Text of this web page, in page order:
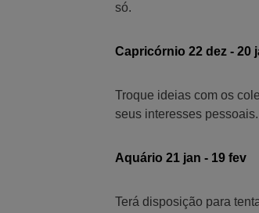
só.
Capricórnio 22 dez - 20
Troque ideias com os
seus interesses
Aquário 21 jan - 19 fev
Terá disposição para